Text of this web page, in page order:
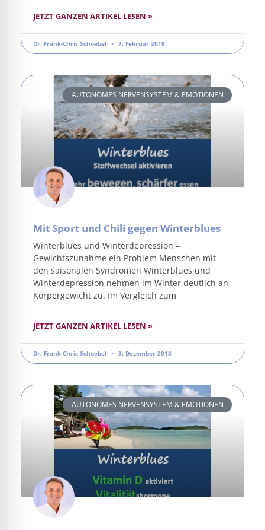
JETZT GANZEN ARTIKEL LESEN »
Dr. Frank-Chris Schoebel 7. Februar 2019
AUTONOMES NERVENSYSTEM & EMOTIONEN
Mit Sport und Chili gegen Winterblues
Winterblues und Winterdepression –
Gewichtszunahme ein Problem Menschen mit
den saisonalen Syndromen Winterblues und
Winterdepression nehmen im Winter deutlich an
Körpergewicht zu. Im Vergleich zum
JETZT GANZEN ARTIKEL LESEN »
Dr. Frank-Chris Schoebel 3. Dezember 2018
AUTONOMES NERVENSYSTEM & EMOTIONEN